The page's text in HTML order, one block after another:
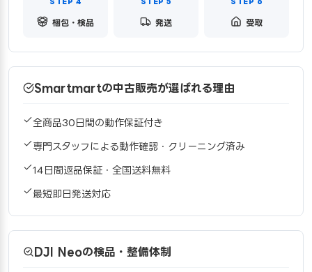
梱包・検品 発送 受取
Smartmartの中古販売が選ばれる理由
全商品30日間の動作保証付き
専門スタッフによる動作確認・クリーニング済み
14日間返品保証・全国送料無料
最短即日発送対応
DJI Neoの検品・整備体制